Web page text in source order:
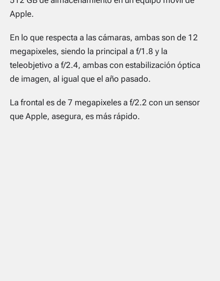
Apple.
En lo que respecta a las cámaras, ambas son de 12
megapixeles, siendo la principal a f/1.8 y la
teleobjetivo a f/2.4, ambas con estabilización óptica
de imagen, al igual que el año pasado.
La frontal es de 7 megapixeles a f/2.2 con un sensor
que Apple, asegura, es más rápido.